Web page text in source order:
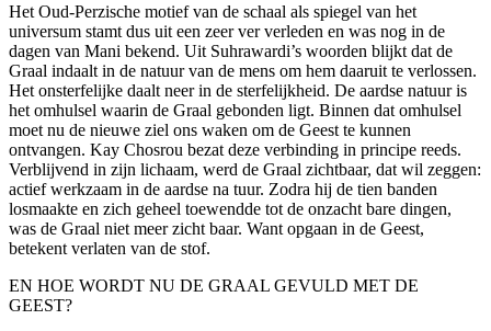
Het Oud-Perzische motief van de schaal als spiegel van het
universum stamt dus uit een zeer ver verleden en was nog in de
dagen van Mani bekend. Uit Suhrawardi’s woorden blijkt dat de
Graal indaalt in de natuur van de mens om hem daaruit te verlossen.
Het onsterfelijke daalt neer in de sterfelijkheid. De aardse natuur is
het omhulsel waarin de Graal gebonden ligt. Binnen dat omhulsel
moet nu de nieuwe ziel ons waken om de Geest te kunnen
ontvangen. Kay Chosrou bezat deze verbinding in principe reeds.
Verblijvend in zijn lichaam, werd de Graal zichtbaar, dat wil zeggen:
actief werkzaam in de aardse na tuur. Zodra hij de tien banden
losmaakte en zich geheel toewendde tot de onzacht bare dingen,
was de Graal niet meer zicht baar. Want opgaan in de Geest,
betekent verlaten van de stof.
EN HOE WORDT NU DE GRAAL GEVULD MET DE
GEEST?